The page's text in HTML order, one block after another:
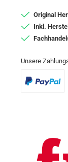
Original
Inkl.
Unsere